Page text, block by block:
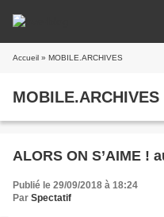
Accueil » MOBILE.ARCHIVES
MOBILE.ARCHIVES
ALORS ON S’AIME !
Publié le 29/09/2018 à 18:24
Par Spectatif